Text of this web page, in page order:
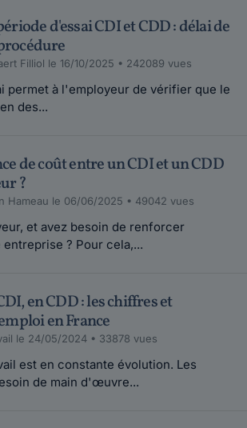
d'essai CDI et CDD : délai de
Filliol le 16/10/2025 • 242089 vues
permet à l'employeur de vérifier que le
des...
de coût entre un CDI et un CDD
?
Hameau le 06/06/2025 • 49042 vues
et avez besoin de renforcer
? Pour cela,...
en CDD : les chiffres et
en France
le 24/05/2024 • 33878 vues
est en constante évolution. Les
de main d'œuvre...